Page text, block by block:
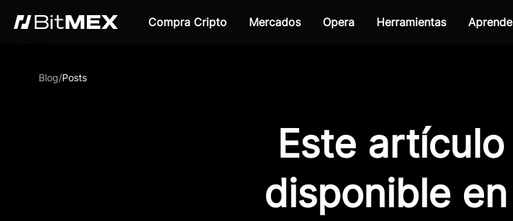
Compra Cripto Mercados Opera Herramientas
Blog/Posts
Este
disponible